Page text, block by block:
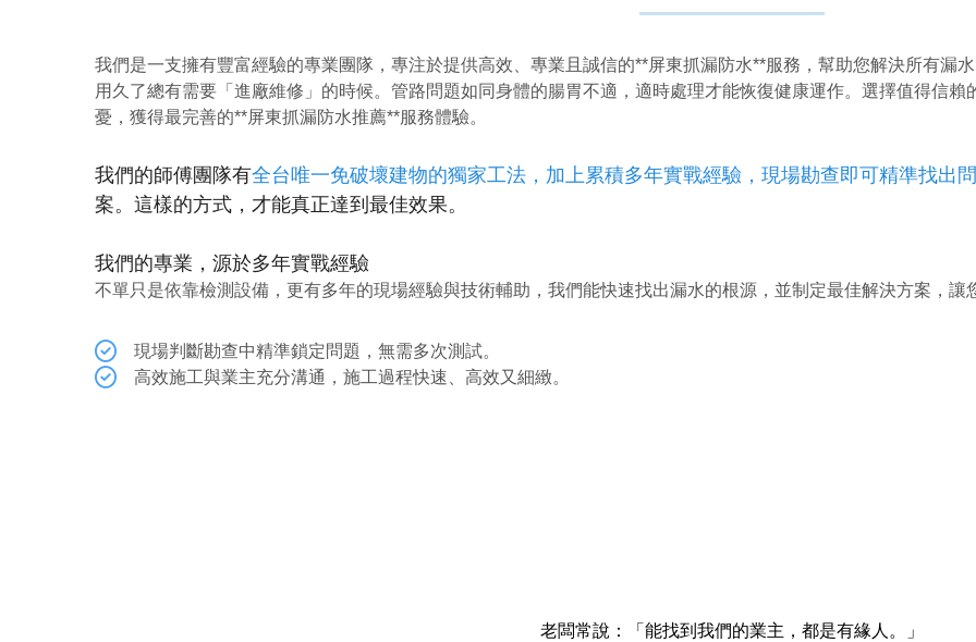
我們是一支擁有豐富經驗的專業團隊，專注於提供高效、專業且誠信的**屏東抓漏防水**服務，幫助您解決所有漏
用久了總有需要「進廠維修」的時候。管路問題如同身體的腸胃不適，適時處理才能恢復健康運作。選擇值得信
憂，獲得最完善的**屏東抓漏防水推薦**服務體驗。
我們的師傅團隊有全台唯一免破壞建物的獨家工法，加上累積多年實戰經驗，現場勘查即可精準找出
案。這樣的方式，才能真正達到最佳效果。
我們的專業，源於多年實戰經驗
不單只是依靠檢測設備，更有多年的現場經驗與技術輔助，我們能快速找出漏水的根源，並制定最佳解決方案，讓
現場判斷勘查中精準鎖定問題，無需多次測試。
高效施工與業主充分溝通，施工過程快速、高效又細緻。
老闆常說：「能找到我們的業主，都是有緣人。」